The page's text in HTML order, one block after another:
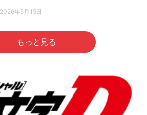
2026年5月15日
もっと見る